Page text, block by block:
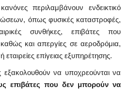
περιλαμβάνουν ενδεικτικό
όπως φυσικές καταστροφές,
συνθήκες, επιβάτες που
και απεργίες σε αεροδρόμια,
εταιρείες επίγειας εξυπηρέτησης.
εξακολουθούν να υποχρεούνται να
επιβάτες που δεν μπορούν να